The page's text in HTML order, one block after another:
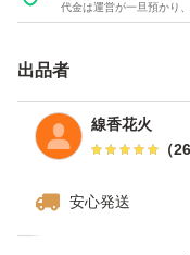
代金は運営が一旦預かり
出品者
線香花火
（
安心発送